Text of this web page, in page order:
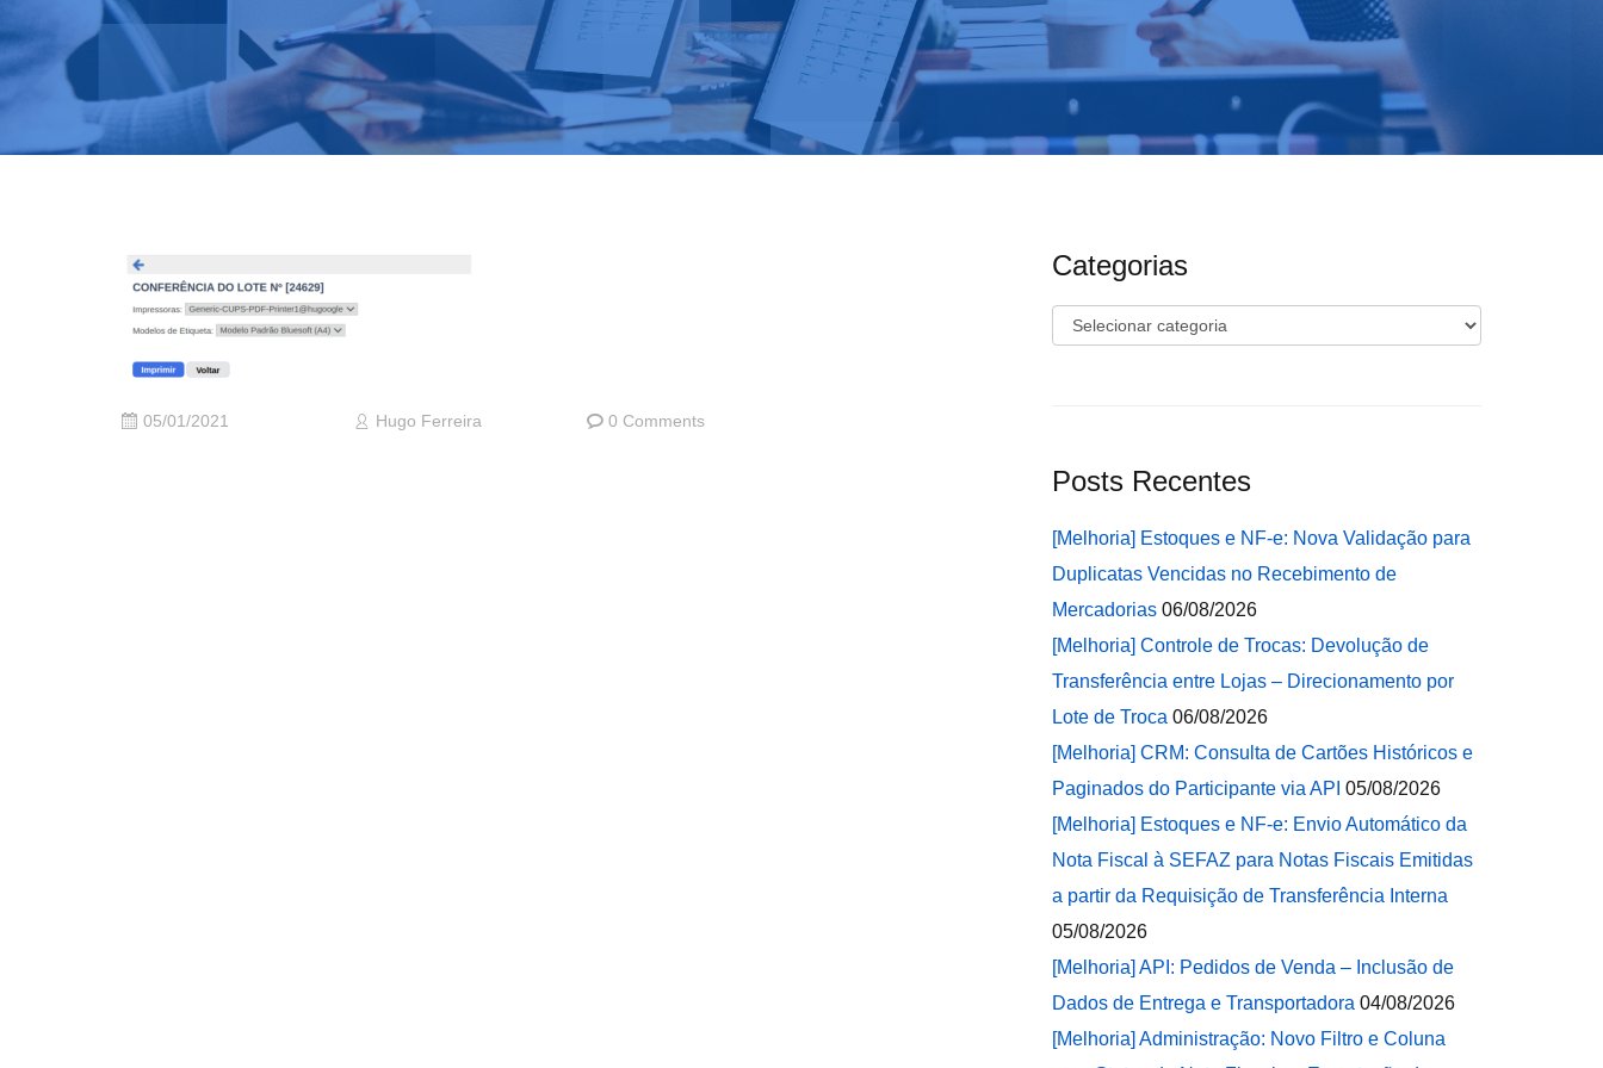
05/01/2021 Hugo Ferreira 0 Comments
Categorias
Categorias
Posts Recentes
[Melhoria] Estoques e NF-e: Nova Validação para
Duplicatas Vencidas no Recebimento de
Mercadorias 06/08/2026
[Melhoria] Controle de Trocas: Devolução de
Transferência entre Lojas – Direcionamento por
Lote de Troca 06/08/2026
[Melhoria] CRM: Consulta de Cartões Históricos e
Paginados do Participante via API 05/08/2026
[Melhoria] Estoques e NF-e: Envio Automático da
Nota Fiscal à SEFAZ para Notas Fiscais Emitidas
a partir da Requisição de Transferência Interna
05/08/2026
[Melhoria] API: Pedidos de Venda – Inclusão de
Dados de Entrega e Transportadora 04/08/2026
[Melhoria] Administração: Novo Filtro e Coluna